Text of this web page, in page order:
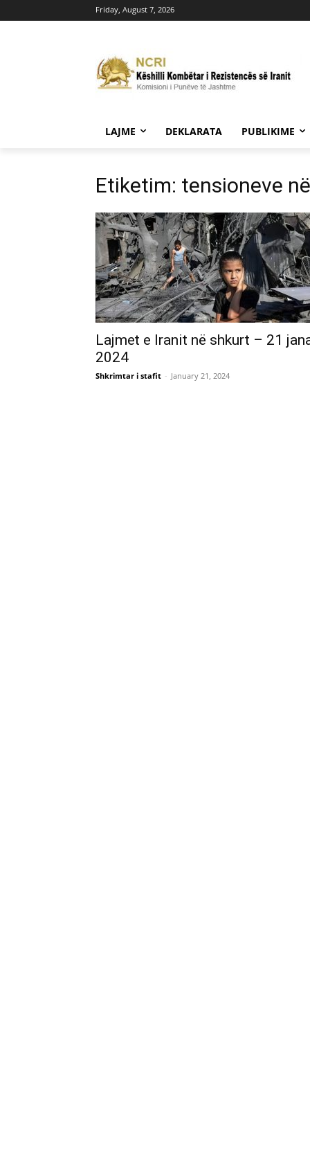
Friday, August 7, 2026
LAJME DEKLARATA PUBLIKIME
Etiketim: tensioneve
Lajmet e Iranit në shkurt – 21
2024
Shkrimtar i stafit - January 21, 2024